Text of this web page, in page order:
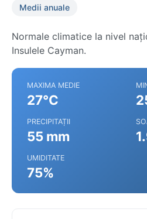
Medii anuale
Normale climatice la nivel
Insulele Cayman.
MAXIMA MEDIE
27°C
PRECIPITAȚII
55 mm
UMIDITATE
75%